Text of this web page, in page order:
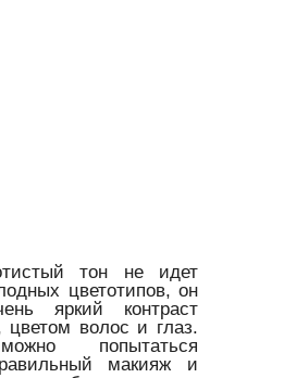
тон не идет
цветотипов, он
яркий контраст
волос и глаз.
попытаться
макияж и